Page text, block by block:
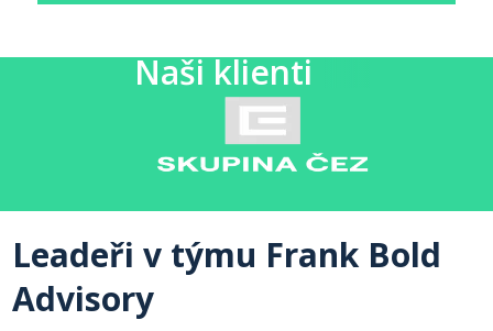
Naši klienti
Leadeři v týmu Frank Bold
Advisory